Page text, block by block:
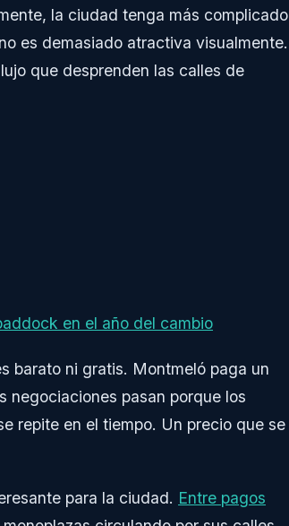
la ciudad tenga más complicado
es demasiado atractiva visualmente.
que desprenden las calles de
en el año del cambio
barato ni gratis. Montmeló paga un
negociaciones pasan porque los
repite en el tiempo. Un precio que se
para la ciudad. Entre pagos